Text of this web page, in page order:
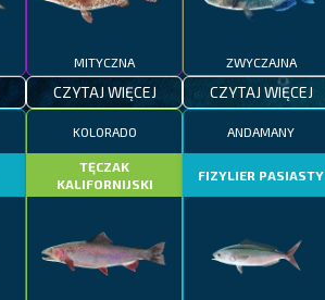
MITYCZNA
CZYTAJ WIĘCEJ
ZWYCZAJNA
CZYTAJ WIĘCEJ
KOLORADO
TĘCZAK
KALIFORNIJSKI
ANDAMANY
FIZYLIER PASIASTY